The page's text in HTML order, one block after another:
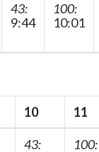
43:
9:44
100:
10:01
10 11
43:
100: